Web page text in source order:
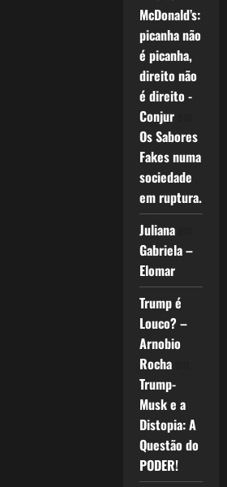
McDonald’s:
picanha não
é picanha,
direito não
é direito -
Conjurem
Os Sabores
Fakes numa
sociedade
em ruptura.
Julianaem
Gabriela –
Elomar
Trump é
Louco? –
Arnobio
Rochaem
Trump-
Musk e a
Distopia: A
Questão do
PODER!